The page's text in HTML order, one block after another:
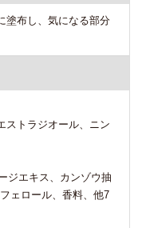
塗布し、気になる部分
ストラジオール、ニン
ジエキス、カンゾウ抽
ェロール、香料、他7